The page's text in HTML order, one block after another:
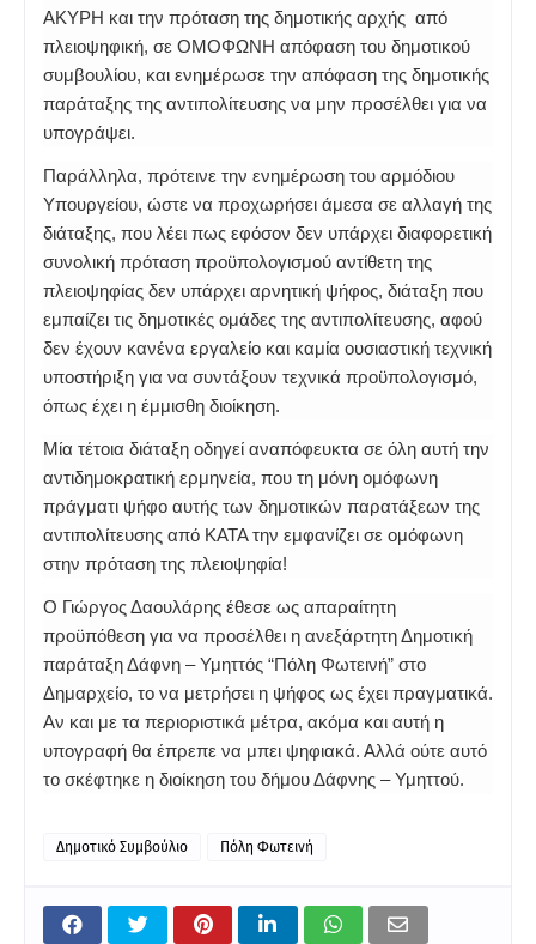
ΑΚΥΡΗ και την πρόταση της δημοτικής αρχής από
πλειοψηφική, σε ΟΜΟΦΩΝΗ απόφαση του δημοτικού
συμβουλίου, και ενημέρωσε την απόφαση της δημοτικής
παράταξης της αντιπολίτευσης να μην προσέλθει για να
υπογράψει.
Παράλληλα, πρότεινε την ενημέρωση του αρμόδιου
Υπουργείου, ώστε να προχωρήσει άμεσα σε αλλαγή της
διάταξης, που λέει πως εφόσον δεν υπάρχει διαφορετική
συνολική πρόταση προϋπολογισμού αντίθετη της
πλειοψηφίας δεν υπάρχει αρνητική ψήφος, διάταξη που
εμπαίζει τις δημοτικές ομάδες της αντιπολίτευσης, αφού
δεν έχουν κανένα εργαλείο και καμία ουσιαστική τεχνική
υποστήριξη για να συντάξουν τεχνικά προϋπολογισμό,
όπως έχει η έμμισθη διοίκηση.
Μία τέτοια διάταξη οδηγεί αναπόφευκτα σε όλη αυτή την
αντιδημοκρατική ερμηνεία, που τη μόνη ομόφωνη
πράγματι ψήφο αυτής των δημοτικών παρατάξεων της
αντιπολίτευσης από ΚΑΤΑ την εμφανίζει σε ομόφωνη
στην πρόταση της πλειοψηφία!
Ο Γιώργος Δαουλάρης έθεσε ως απαραίτητη
προϋπόθεση για να προσέλθει η ανεξάρτητη Δημοτική
παράταξη Δάφνη – Υμηττός “Πόλη Φωτεινή” στο
Δημαρχείο, το να μετρήσει η ψήφος ως έχει πραγματικά.
Αν και με τα περιοριστικά μέτρα, ακόμα και αυτή η
υπογραφή θα έπρεπε να μπει ψηφιακά. Αλλά ούτε αυτό
το σκέφτηκε η διοίκηση του δήμου Δάφνης – Υμηττού.
Δημοτικό Συμβούλιο Πόλη Φωτεινή